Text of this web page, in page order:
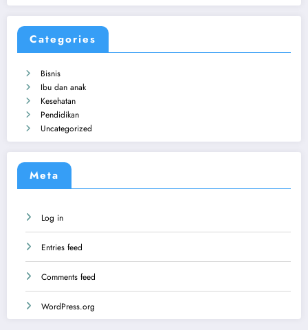
Categories
Bisnis
Ibu dan anak
Kesehatan
Pendidikan
Uncategorized
Meta
Log in
Entries feed
Comments feed
WordPress.org